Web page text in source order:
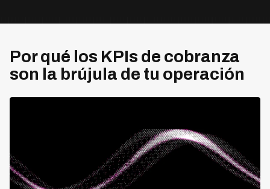
Por qué los KPIs de cobranza
son la brújula de tu operación